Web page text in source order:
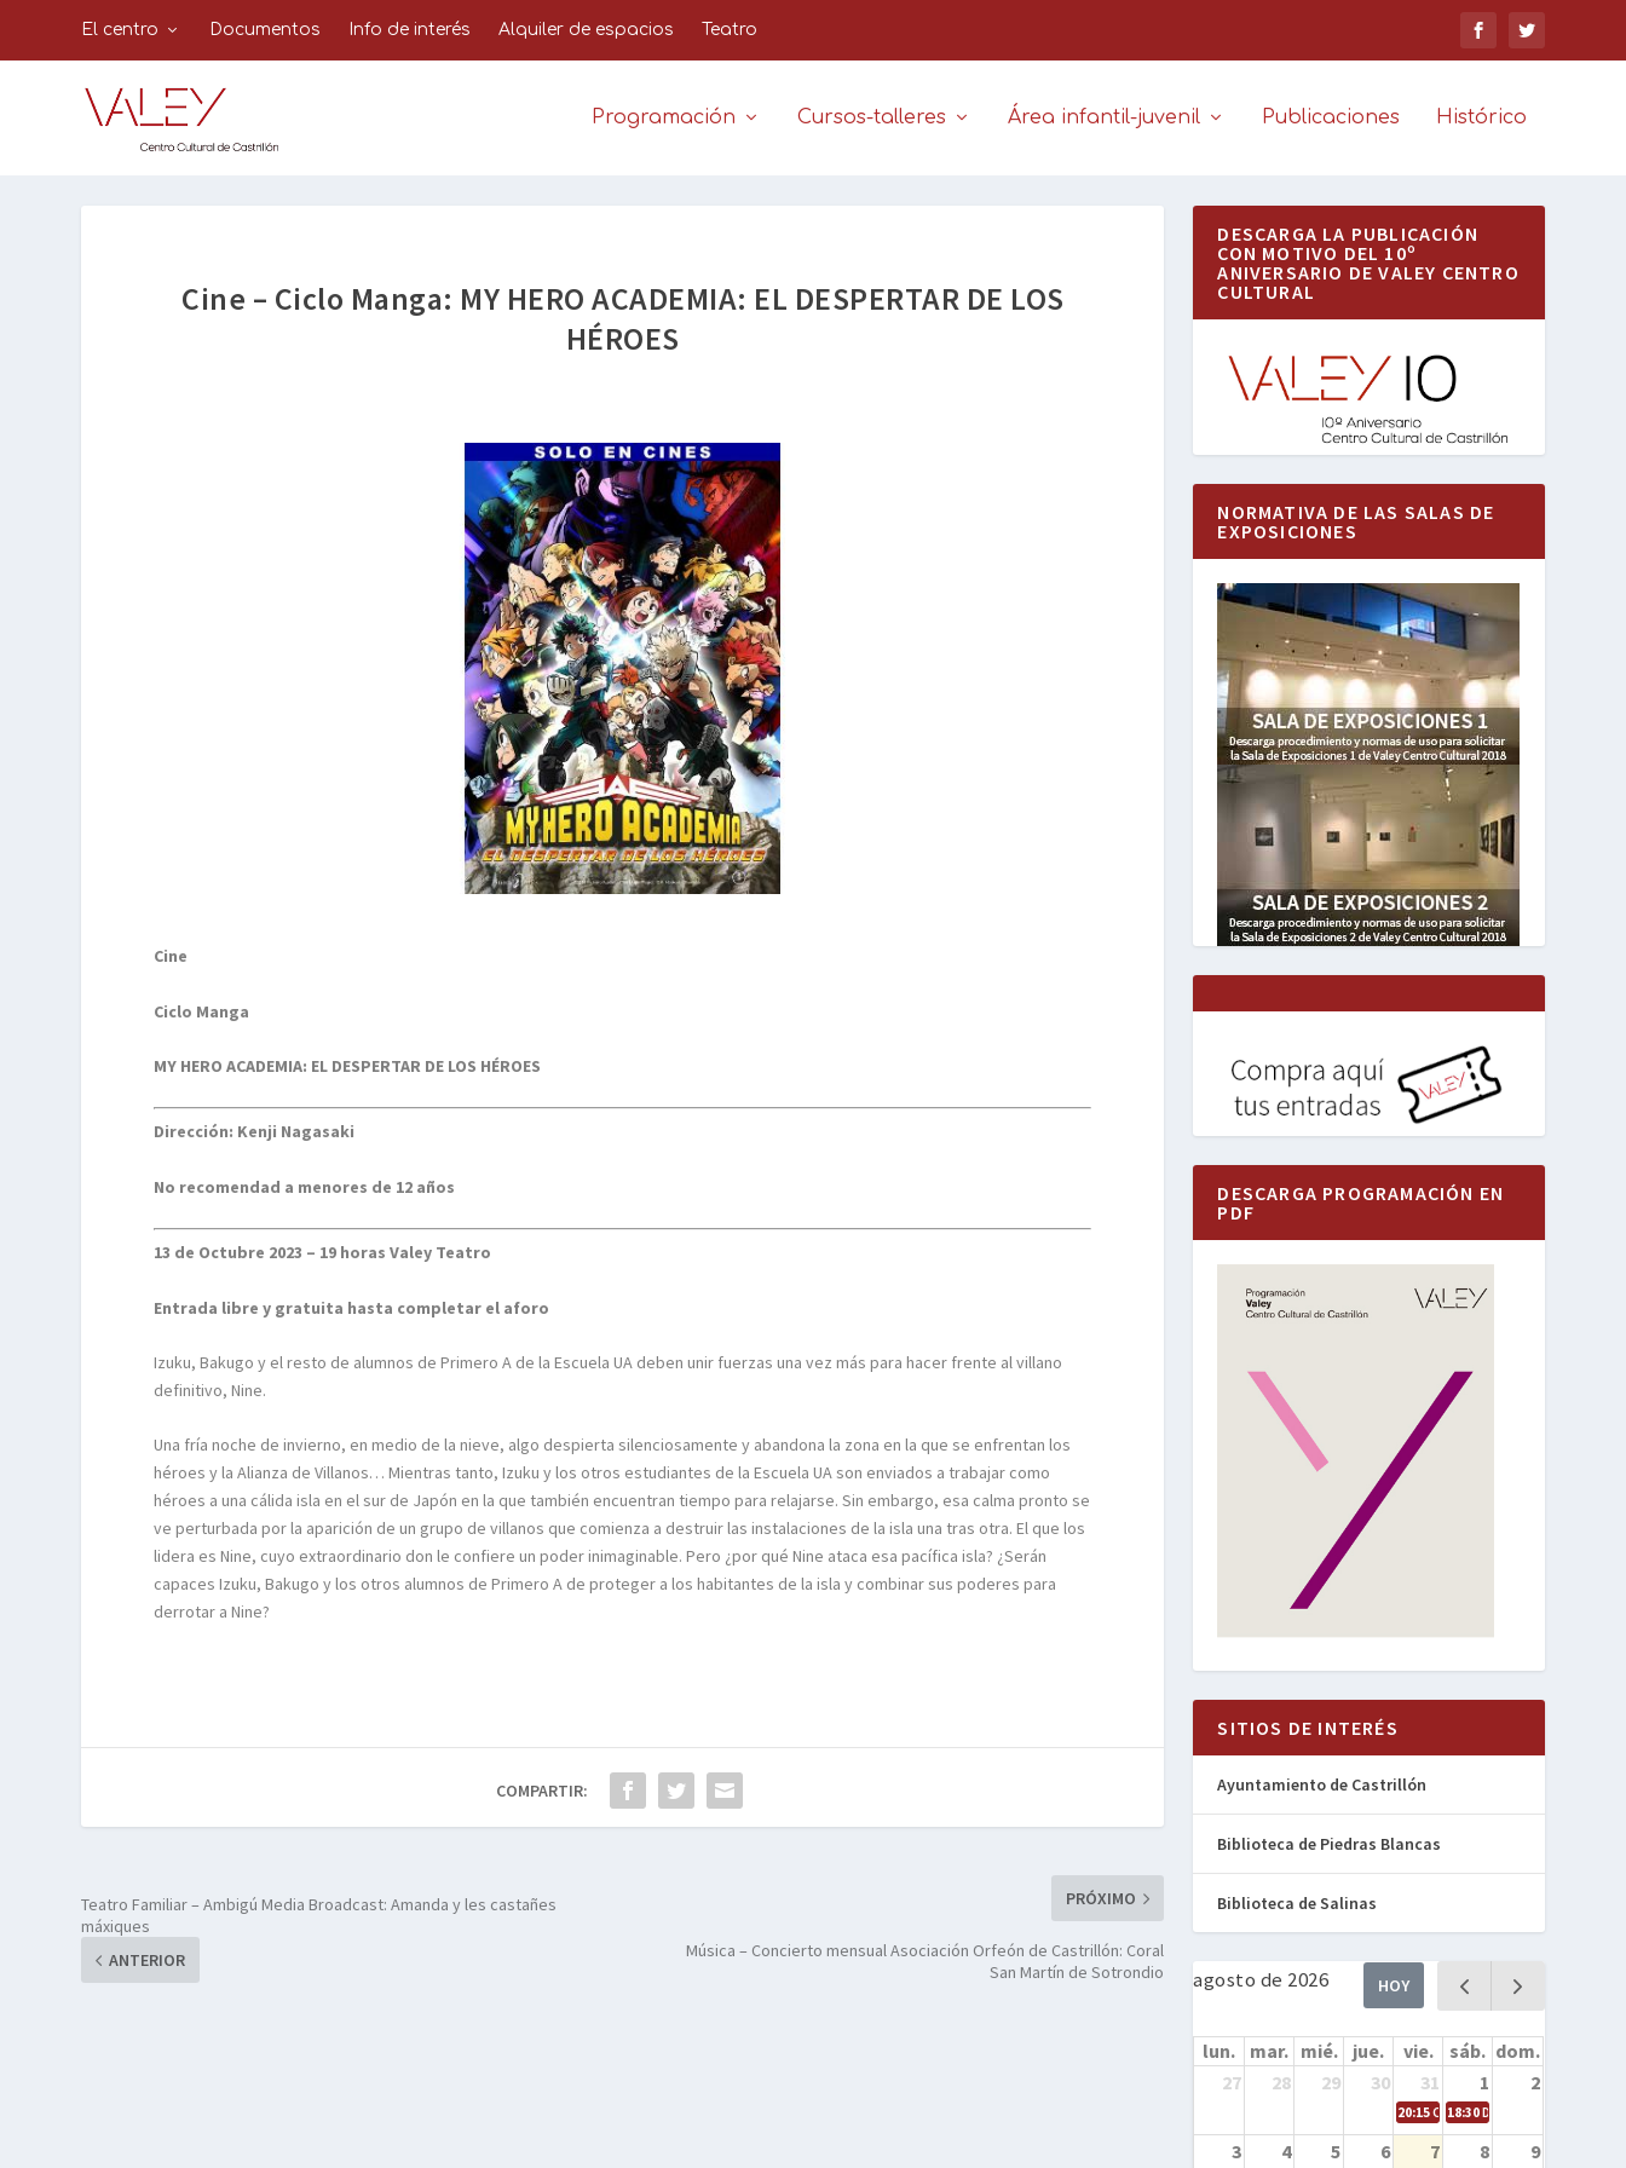
El centro Documentos Info de interés Alquiler de espacios Teatro
Programación Cursos-talleres Área infantil-juvenil Publicaciones Histórico
Cine – Ciclo Manga: MY HERO ACADEMIA: EL DESPERTAR DE LOS
HÉROES
Cine
Ciclo Manga
MY HERO ACADEMIA: EL DESPERTAR DE LOS HÉROES
Dirección: Kenji Nagasaki
No recomendad a menores de 12 años
13 de Octubre 2023 – 19 horas Valey Teatro
Entrada libre y gratuita hasta completar el aforo
Izuku, Bakugo y el resto de alumnos de Primero A de la Escuela UA deben unir fuerzas una vez más para hacer frente al villano
definitivo, Nine.
Una fría noche de invierno, en medio de la nieve, algo despierta silenciosamente y abandona la zona en la que se enfrentan los
héroes y la Alianza de Villanos… Mientras tanto, Izuku y los otros estudiantes de la Escuela UA son enviados a trabajar como
héroes a una cálida isla en el sur de Japón en la que también encuentran tiempo para relajarse. Sin embargo, esa calma pronto se
ve perturbada por la aparición de un grupo de villanos que comienza a destruir las instalaciones de la isla una tras otra. El que los
lidera es Nine, cuyo extraordinario don le confiere un poder inimaginable. Pero ¿por qué Nine ataca esa pacífica isla? ¿Serán
capaces Izuku, Bakugo y los otros alumnos de Primero A de proteger a los habitantes de la isla y combinar sus poderes para
derrotar a Nine?
COMPARTIR:
Teatro Familiar – Ambigú Media Broadcast: Amanda y les castañes
máxiques
ANTERIOR
PRÓXIMO
Música – Concierto mensual Asociación Orfeón de Castrillón: Coral
San Martín de Sotrondio
DESCARGA LA PUBLICACIÓN
CON MOTIVO DEL 10º
ANIVERSARIO DE VALEY CENTRO
CULTURAL
NORMATIVA DE LAS SALAS DE
EXPOSICIONES
DESCARGA PROGRAMACIÓN EN
PDF
SITIOS DE INTERÉS
Ayuntamiento de Castrillón
Biblioteca de Piedras Blancas
Biblioteca de Salinas
agosto de 2026 HOY
lun. mar. mié. jue. vie. sáb. dom.
27
28 29 30 31 1 2
20:15Cine en la calle – Cómo
18:30Danza – Cita en el
3 4 5 6 7 8 9